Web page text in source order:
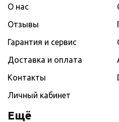
О нас
Отзывы
Гарантия и сервис
Доставка и оплата
Контакты
Личный кабинет
Ещё